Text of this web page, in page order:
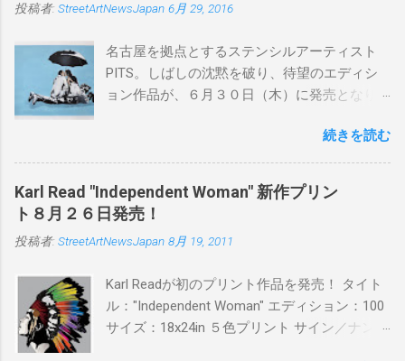
投稿者: StreetArtNewsJapan 6月 29, 2016
名古屋を拠点とするステンシルアーティスト
PITS。しばしの沈黙を破り、待望のエディシ
ョン作品が、６月３０日（木）に発売となり
品に落とし込むスタイルは今作でも健在。(
PITSの過去記事はこちらから ) 発売日：6月30
日(木)19時 タイトル：SWEET KISS カラー：
BLUE/MINT GREEN/PINK/YELLOW エディショ
ン：各色５ サイズ：800mm × 550mm 価格：
¥16,000(¥17,280) 購入は、 こちら から
続きを読む
Karl Read "Independent Woman" 新作プリン
ト８月２６日発売！
投稿者: StreetArtNewsJapan 8月 19, 2011
Karl Readが初のプリント作品を発売！ タイト
ル："Independent Woman" エディション：100
サイズ：18x24in ５色プリント サイン／ナンバ